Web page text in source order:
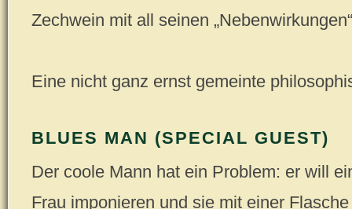
Zechwein mit all seinen
Eine nicht ganz ernst gemeinte
BLUES MAN (SPECIAL GUEST)
Der coole Mann hat ein Problem: er will
Frau imponieren und sie mit einer Flasche